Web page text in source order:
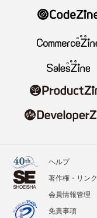
ヘルプ
著作権・リンク
会員情報管理
免責事項